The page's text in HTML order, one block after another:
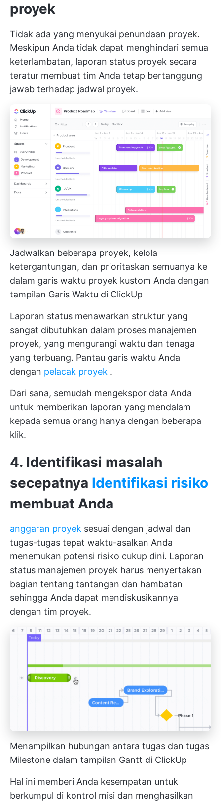
proyek
Tidak ada yang menyukai penundaan proyek.
Meskipun Anda tidak dapat menghindari semua
keterlambatan, laporan status proyek secara
teratur membuat tim Anda tetap bertanggung
jawab terhadap jadwal proyek.
Jadwalkan beberapa proyek, kelola
ketergantungan, dan prioritaskan semuanya ke
dalam garis waktu proyek kustom Anda dengan
tampilan Garis Waktu di ClickUp
Laporan status menawarkan struktur yang
sangat dibutuhkan dalam proses manajemen
proyek, yang mengurangi waktu dan tenaga
yang terbuang. Pantau garis waktu Anda
dengan pelacak proyek .
Dari sana, semudah mengekspor data Anda
untuk memberikan laporan yang mendalam
kepada semua orang hanya dengan beberapa
klik.
4. Identifikasi masalah
secepatnya Identifikasi risiko
membuat Anda
anggaran proyek sesuai dengan jadwal dan
tugas-tugas tepat waktu-asalkan Anda
menemukan potensi risiko cukup dini. Laporan
status manajemen proyek harus menyertakan
bagian tentang tantangan dan hambatan
sehingga Anda dapat mendiskusikannya
dengan tim proyek.
Menampilkan hubungan antara tugas dan tugas
Milestone dalam tampilan Gantt di ClickUp
Hal ini memberi Anda kesempatan untuk
berkumpul di kontrol misi dan menghasilkan